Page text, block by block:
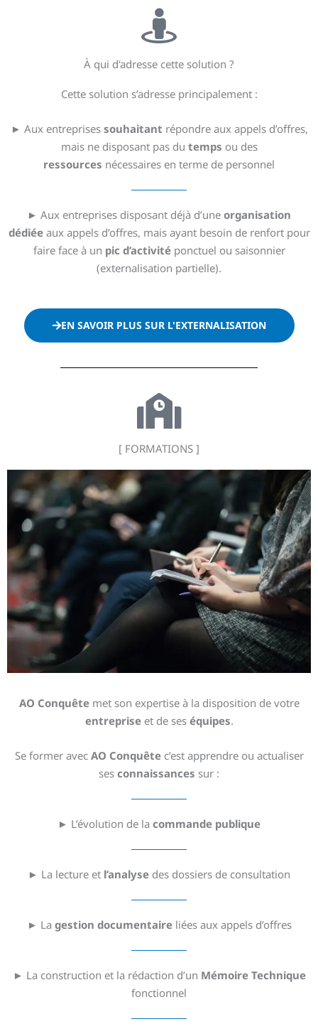
À qui d'adresse cette solution ?
Cette solution s’adresse principalement :
► Aux entreprises souhaitant répondre aux appels d’offres,
mais ne disposant pas du temps ou des
ressources nécessaires en terme de personnel
► Aux entreprises disposant déjà d’une organisation
dédiée aux appels d’offres, mais ayant besoin de renfort pour
faire face à un pic d’activitéponctuel ou saisonnier
(externalisation partielle).
EN SAVOIR PLUS SUR L'EXTERNALISATION
[ FORMATIONS ]
AO Conquêtemet son expertise à la disposition de votre
entreprise et de ses équipes.
Se former avec AO Conquêtec’est apprendre ou actualiser
ses connaissances sur :
► L’évolution de la commande publique
► La lecture et l’analyse des dossiers de consultation
► La gestion documentaireliées aux appels d’offres
► La construction et la rédaction d’un Mémoire Technique
fonctionnel